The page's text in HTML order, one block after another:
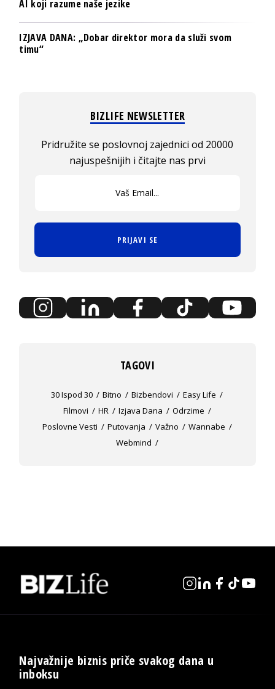
AI koji razume naše jezike
IZJAVA DANA: „Dobar direktor mora da služi svom
timu“
BIZLIFE NEWSLETTER
Pridružite se poslovnoj zajednici od 20000
najuspešnijih i čitajte nas prvi
PRIJAVI SE
TAGOVI
30 Ispod 30 Bitno Bizbendovi
Easy Life
Filmovi
HR Izjava Dana
Odrzime
Poslovne Vesti
Putovanja Važno
Wannabe
Webmind
Najvažnije biznis priče svakog dana u
inboksu